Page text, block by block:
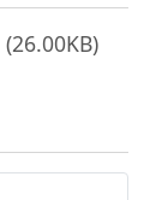
(26.00KB)